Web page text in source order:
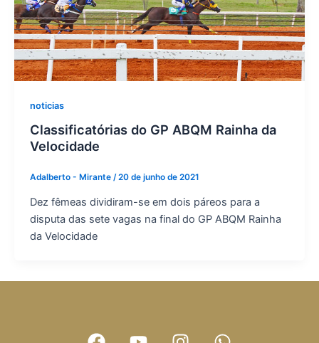
noticias
Classificatórias do GP ABQM Rainha da
Velocidade
Adalberto - Mirante /20 de junho de 2021
Dez fêmeas dividiram-se em dois páreos para a
disputa das sete vagas na final do GP ABQM Rainha
da Velocidade
F
Y
I
W